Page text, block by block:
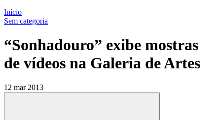
Início
Sem categoria
“Sonhadouro” exibe mostras
de vídeos na Galeria de Artes
12 mar 2013